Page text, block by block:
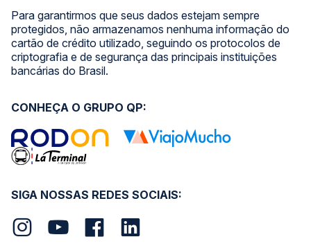
Para garantirmos que seus dados estejam sempre
protegidos, não armazenamos nenhuma informação do
cartão de crédito utilizado, seguindo os protocolos de
criptografia e de segurança das principais instituições
bancárias do Brasil.
SIGA NOSSAS REDES SOCIAIS:
CONHEÇA O GRUPO QP: